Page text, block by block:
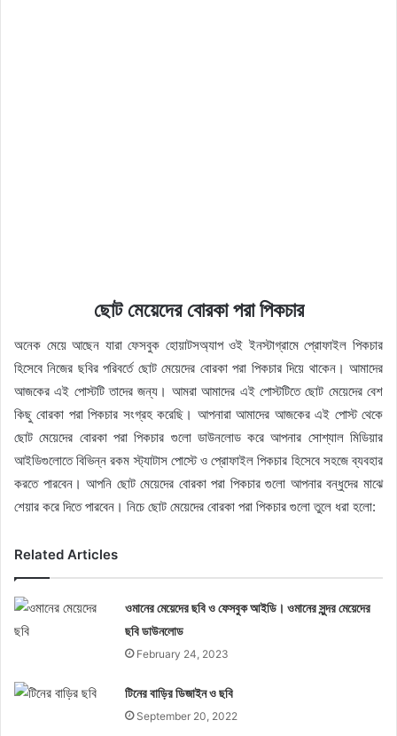
ছোট মেয়েদের বোরকা পরা পিকচার
অনেক মেয়ে আছেন যারা ফেসবুক হোয়াটসঅ্যাপ ওই ইনস্টাগ্রামে প্রোফাইল পিকচার
হিসেবে নিজের ছবির পরিবর্তে ছোট মেয়েদের বোরকা পরা পিকচার দিয়ে থাকেন। আমাদের
আজকের এই পোস্টটি তাদের জন্য। আমরা আমাদের এই পোস্টটিতে ছোট মেয়েদের বেশ
কিছু বোরকা পরা পিকচার সংগ্রহ করেছি। আপনারা আমাদের আজকের এই পোস্ট থেকে
ছোট মেয়েদের বোরকা পরা পিকচার গুলো ডাউনলোড করে আপনার সোশ্যাল মিডিয়ার
আইডিগুলোতে বিভিন্ন রকম স্ট্যাটাস পোস্টে ও প্রোফাইল পিকচার হিসেবে সহজে ব্যবহার
করতে পারবেন। আপনি ছোট মেয়েদের বোরকা পরা পিকচার গুলো আপনার বন্ধুদের মাঝে
শেয়ার করে দিতে পারবেন। নিচে ছোট মেয়েদের বোরকা পরা পিকচার গুলো তুলে ধরা হলো:
Related Articles
ওমানের মেয়েদের ছবি ও ফেসবুক আইডি। ওমানের সুন্দর মেয়েদের
ছবি ডাউনলোড
February 24, 2023
টিনের বাড়ির ডিজাইন ও ছবি
September 20, 2022